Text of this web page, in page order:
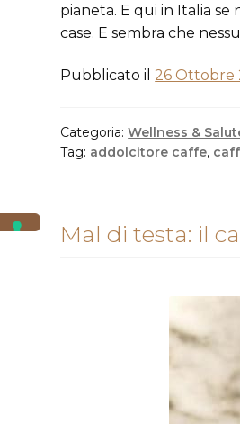
pianeta. E qui in Italia
case. E sembra che
Pubblicato il 26 Ottobre
Categoria:Wellness &
Tag: addolcitore caffe,
Mal di testa: il